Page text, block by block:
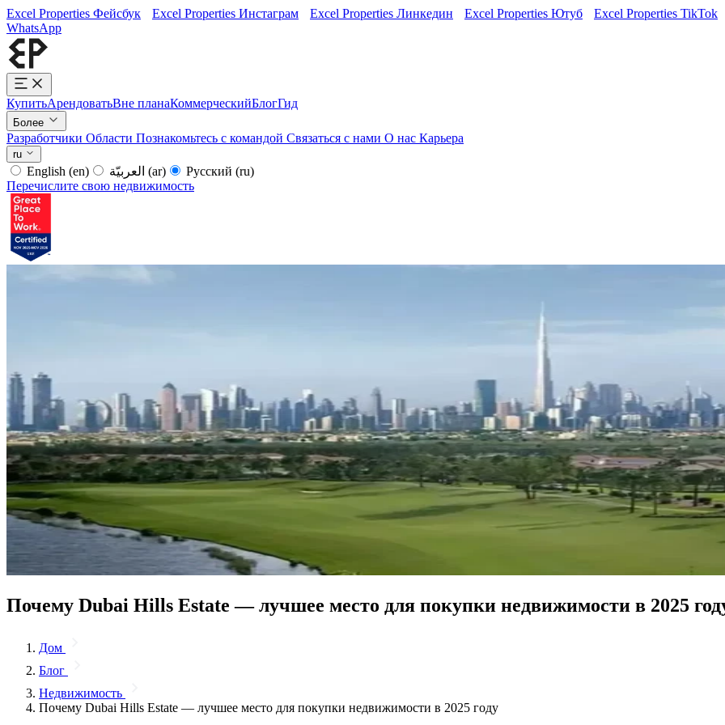
Excel Properties Фейсбук Excel Properties Инстаграм Excel Properties Линкедин Excel Properties Ютуб
Excel Properties TikTok
WhatsApp
КупитьАрендоватьВне планаКоммерческийБлогГид
Более
Разработчики Области Познакомьтесь с командой Связаться с нами О нас Карьера
ru
English (en) (ar) Русский (ru)
Перечислите свою недвижимость
Почему Dubai Hills Estate — лучшее место для покупки недвижимости в 2025
Дом
Блог
Недвижимость
Почему Dubai Hills Estate — лучшее место для покупки недвижимости в 2025 году